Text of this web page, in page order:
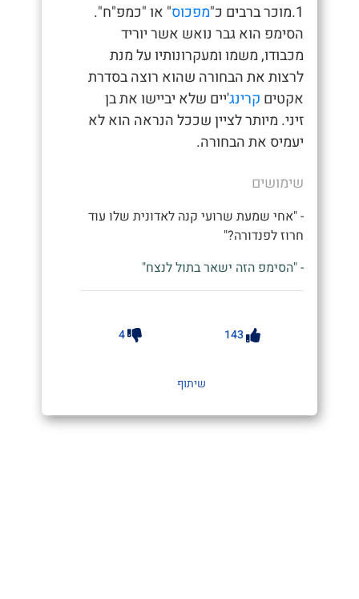
1.מוכר ברבים כ"
מפכוס" או "כמפ"ח".
הסימפ הוא גבר נואש אשר יוריד
מכבודו, משמו ומעקרונותיו על מנת
לרצות את הבחורה שהוא רוצה בסדרת
אקטים קרינג'יים שלא יביישו את בן
זיני. מיותר לציין שככל הנראה הוא לא
יעמיס את הבחורה.
שימושים
- "אחי שמעת שרועי קנה לאדונית שלו עוד
חרוז לפנדורה?"
- "הסימפ הזה ישאר בתול לנצח"
143
4
שיתוף